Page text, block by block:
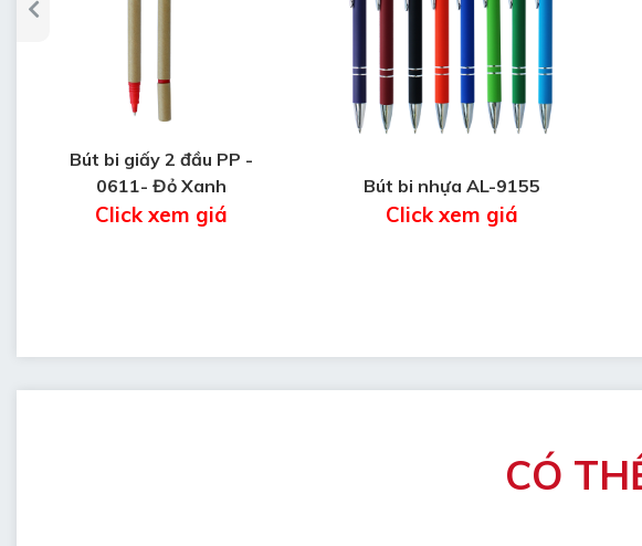
Bút bi giấy 2 đầu PP -
0611- Đỏ Xanh
Click xem giá
Bút bi nhựa AL-9155
Click xem giá
CÓ